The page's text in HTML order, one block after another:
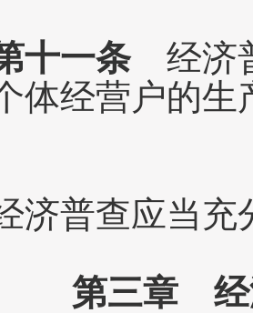
十一条经济普
体经营户的
普查应当充
第三章 经